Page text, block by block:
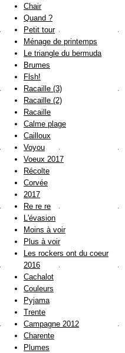
Chair
Quand ?
Petit tour
Ménage de printemps
Le triangle du bermuda
Brumes
Flsh!
Racaille (3)
Racaille (2)
Racaille
Calme plage
Cailloux
Voyou
Voeux 2017
Récolte
Corvée
2017
Re re re
L'évasion
Moins à voir
Plus à voir
Les rockers ont du coeur
2016
Cachalot
Couleurs
Pyjama
Trente
Campagne 2012
Charente
Plumes